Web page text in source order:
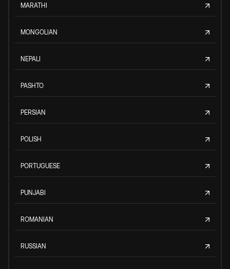
MARATHI
MONGOLIAN
NEPALI
PASHTO
PERSIAN
POLISH
PORTUGUESE
PUNJABI
ROMANIAN
RUSSIAN